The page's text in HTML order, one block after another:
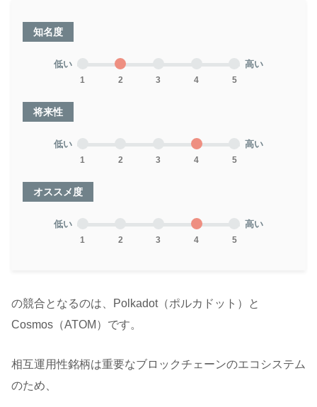
知名度
低い
1 2 3 4 5
高い
将来性
低い
1 2 3 4 5
高い
オススメ度
低い
1 2 3 4 5
高い
の競合となるのは、Polkadot（ポルカドット）と
Cosmos（ATOM）です。
相互運用性銘柄は重要なブロックチェーンのエコシステム
のため、